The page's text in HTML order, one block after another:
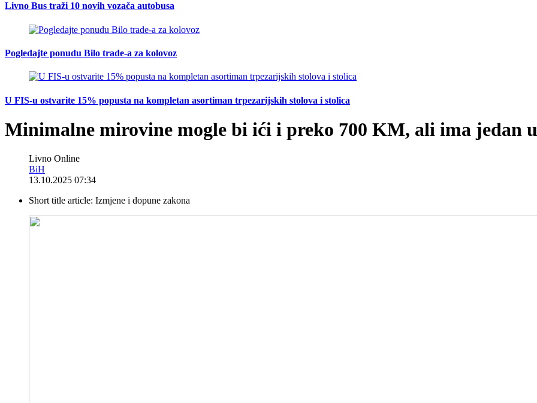
Livno Bus traži 10 novih vozača autobusa
Pogledajte ponudu Bilo trade-a za kolovoz
U FIS-u ostvarite 15% popusta na kompletan asortiman trpezarijskih stolova i stolica
Minimalne mirovine mogle bi ići i preko 700 KM, ali ima jedan
Livno Online
BiH
13.10.2025 07:34
Short title article: Izmjene i dopune zakona